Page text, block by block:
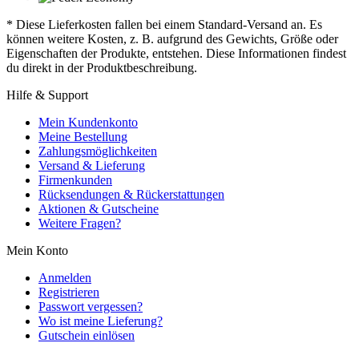
* Diese Lieferkosten fallen bei einem Standard-Versand an. Es
können weitere Kosten, z. B. aufgrund des Gewichts, Größe oder
Eigenschaften der Produkte, entstehen. Diese Informationen findest
du direkt in der Produktbeschreibung.
Hilfe & Support
Mein Kundenkonto
Meine Bestellung
Zahlungsmöglichkeiten
Versand & Lieferung
Firmenkunden
Rücksendungen & Rückerstattungen
Aktionen & Gutscheine
Weitere Fragen?
Mein Konto
Anmelden
Registrieren
Passwort vergessen?
Wo ist meine Lieferung?
Gutschein einlösen